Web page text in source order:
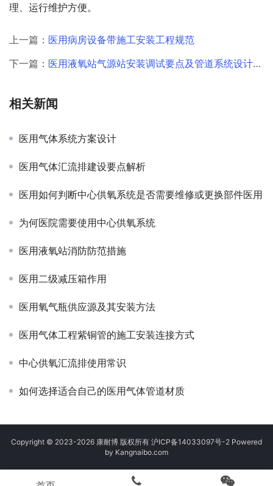
理、运行维护方便。
上一篇： 医用病房设备带施工安装工程规范
下一篇： 医用液氧站气源站安装调试要点及管道系统设计方案
相关新闻
医用气体系统方案设计
医用气体汇流排建设要点解析
医用如何判断中心供氧系统是否需要维修或更换部件医用
为何医院需要使用中心供氧系统
医用液氧站消防防范措施
医用二级减压箱作用
医用氧气瓶供应源及其安装方法
医用气体工程紫铜管的施工安装连接方式
中心供氧汇流排使用常识
如何选择适合自己的医用气体管道材质
Copyright © 2023-2026 康耐博 版权所有 沪ICP备14033097号-2 Powered
by Kangnaibo.com